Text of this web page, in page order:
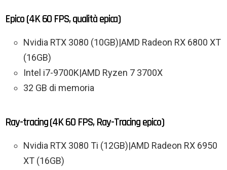
Epico (4K 60 FPS, qualità epica)
Nvidia RTX 3080 (10GB)|AMD Radeon RX 6800 XT
(16GB)
Intel i7-9700K|AMD Ryzen 7 3700X
32 GB di memoria
Ray-tracing (4K 60 FPS, Ray-Tracing epico)
Nvidia RTX 3080 Ti (12GB)|AMD Radeon RX 6950
XT (16GB)